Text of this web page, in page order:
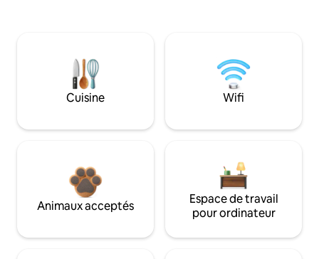
Cuisine Wifi
Animaux acceptés
Espace de travail
pour ordinateur